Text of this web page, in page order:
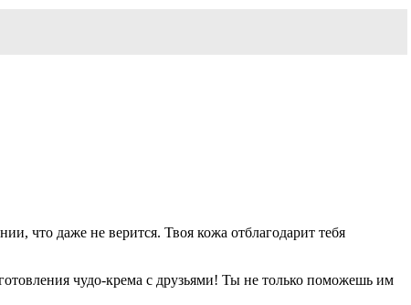
что даже не верится. Твоя кожа отблагодарит тебя
чудо-крема с друзьями! Ты не только поможешь им